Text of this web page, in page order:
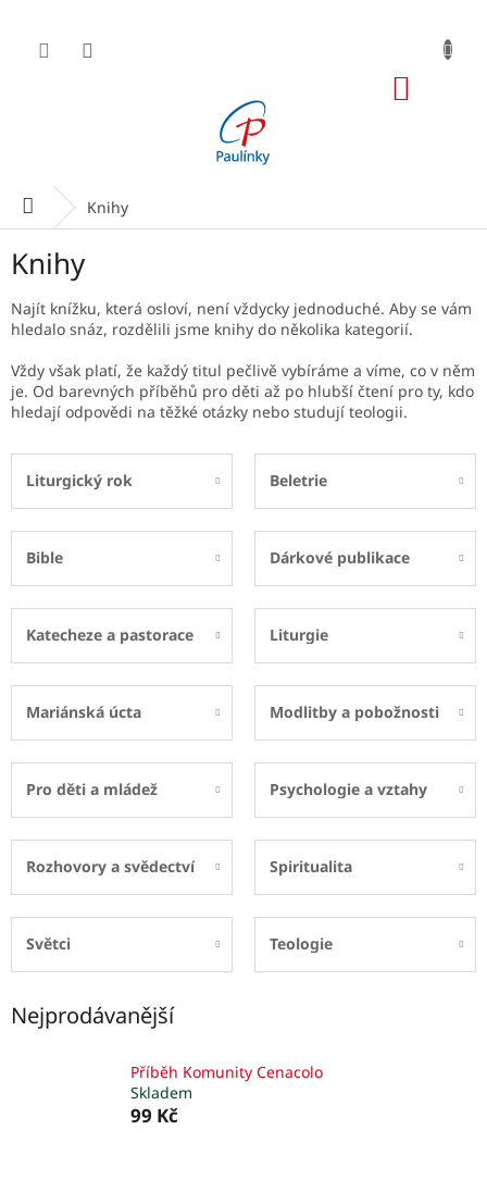
obsah
Domů Knihy
Knihy
Najít knížku, která osloví, není vždycky jednoduché. Aby se vám
hledalo snáz, rozdělili jsme knihy do několika kategorií.
Vždy však platí, že každý titul pečlivě vybíráme a víme, co v něm
je. Od barevných příběhů pro děti až po hlubší čtení pro ty, kdo
hledají odpovědi na těžké otázky nebo studují teologii.
Liturgický rok Beletrie
Bible Dárkové publikace
Katecheze a pastorace Liturgie
Mariánská úcta Modlitby a pobožnosti
Pro děti a mládež Psychologie a vztahy
Rozhovory a svědectví Spiritualita
Světci Teologie
Nejprodávanější
Příběh Komunity Cenacolo
Skladem
99 Kč